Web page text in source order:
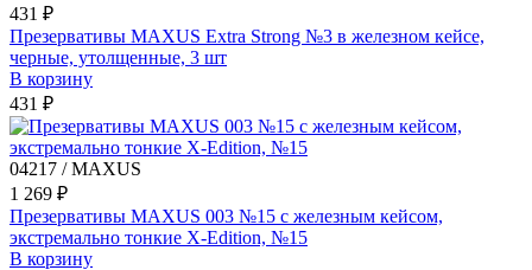
431 ₽
Презервативы MAXUS Extra Strong №3 в железном кейсе,
черные, утолщенные, 3 шт
В корзину
431 ₽
04217 / MAXUS
1 269 ₽
Презервативы MAXUS 003 №15 с железным кейсом,
экстремально тонкие X-Edition, №15
В корзину